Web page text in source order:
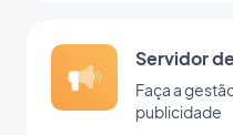
Servidor
Faça a
publicidade